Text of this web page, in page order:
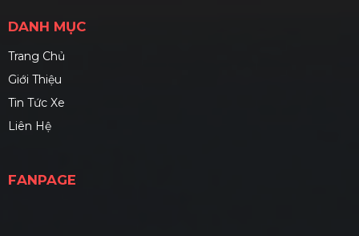
DANH MỤC
Trang Chủ
Giới Thiệu
Tin Tức Xe
Liên Hệ
FANPAGE